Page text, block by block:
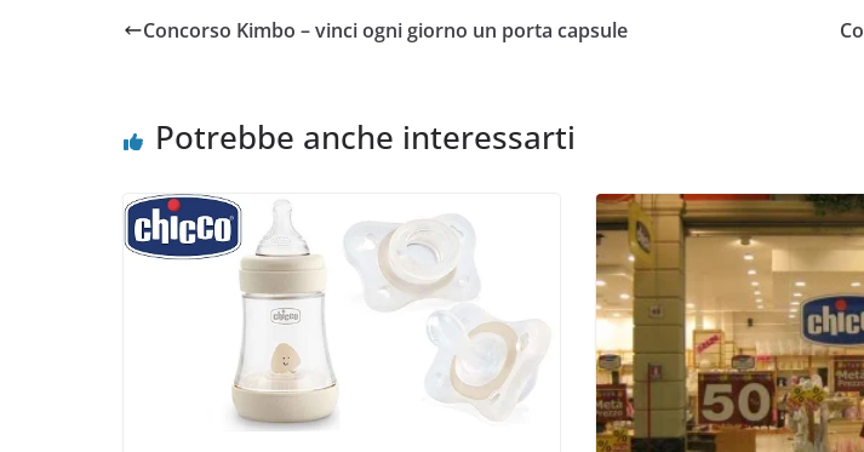
Concorso Kimbo – vinci ogni giorno un porta capsule
Potrebbe anche interessarti